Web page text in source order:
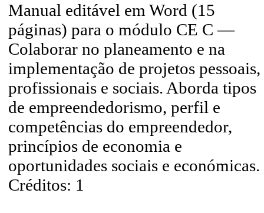
Manual editável em Word (15
páginas) para o módulo CE C —
Colaborar no planeamento e na
implementação de projetos pessoais,
profissionais e sociais. Aborda tipos
de empreendedorismo, perfil e
competências do empreendedor,
princípios de economia e
oportunidades sociais e económicas.
Créditos: 1